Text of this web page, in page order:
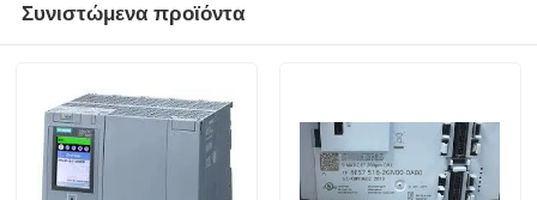
Σχετικά με εμάς
Συνιστώμενα προϊόντα